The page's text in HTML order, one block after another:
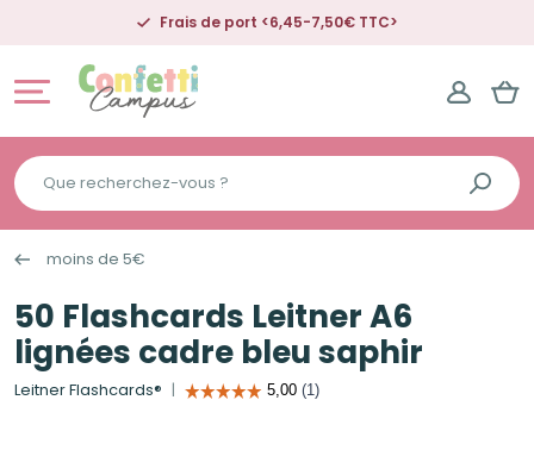
Frais de port <6,45-7,50€ TTC>
Que
recherchez-
vous
?
moins de 5€
50 Flashcards Leitner A6
lignées cadre bleu saphir
Leitner Flashcards®